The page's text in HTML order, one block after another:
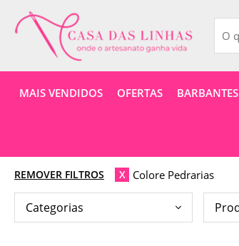
MAIS VENDIDOS OFERTAS BARBANTES
REMOVER FILTROS Colore Pedrarias
X